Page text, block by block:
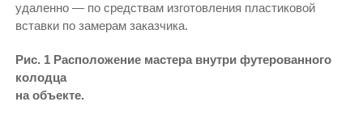
удаленно — по средствам изготовления пластиковой
вставки по замерам заказчика.
Рис. 1 Расположение мастера внутри футерованного
колодца
на объекте.